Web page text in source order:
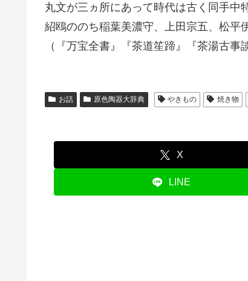
丸文が三ヵ所にあって時代は古く同手中
紹鴎ののち稲葉美濃守、上田宗五、松平
（『万宝全書』『茶道笙蹄』『茶湯古事
お話 原色陶器大辞典 やきもの 焼き物
X
LINE